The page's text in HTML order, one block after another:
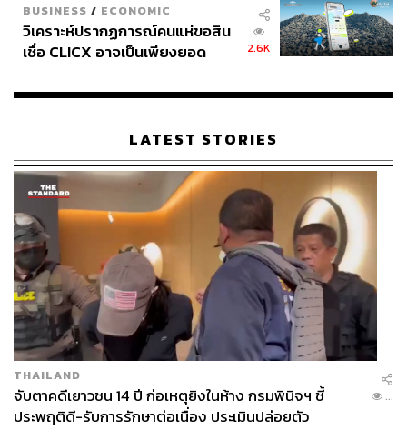
BUSINESS / ECONOMIC
วิเคราะห์ปรากฏการณ์คนแห่ขอสิน
เชื่อ CLICX อาจเป็นเพียงยอด
เรือนไทยที่ถูกซุกไว้
2.6K
LATEST STORIES
THAILAND
จับตาคดีเยาวชน 14 ปี ก่อเหตุยิงในห้าง กรมพินิจฯ ชี้
ประพฤติดี-รับการรักษาต่อเนื่อง ประเมินปล่อยตัว
...